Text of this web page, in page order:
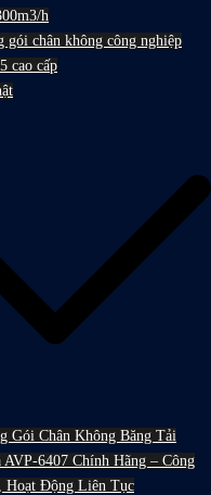
h
gói chân không công nghiệp
cao cấp
Gói Chân Không Băng Tải
AVP-6407 Chính Hãng – Công
Hoạt Động Liên Tục